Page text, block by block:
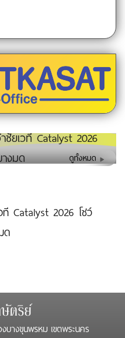
ยเวที Catalyst 2026
งมด
ดูทั้งหมด
Catalyst 2026 โชว์
ด
ตริย์
บางขุนพรหม เขตพระนคร